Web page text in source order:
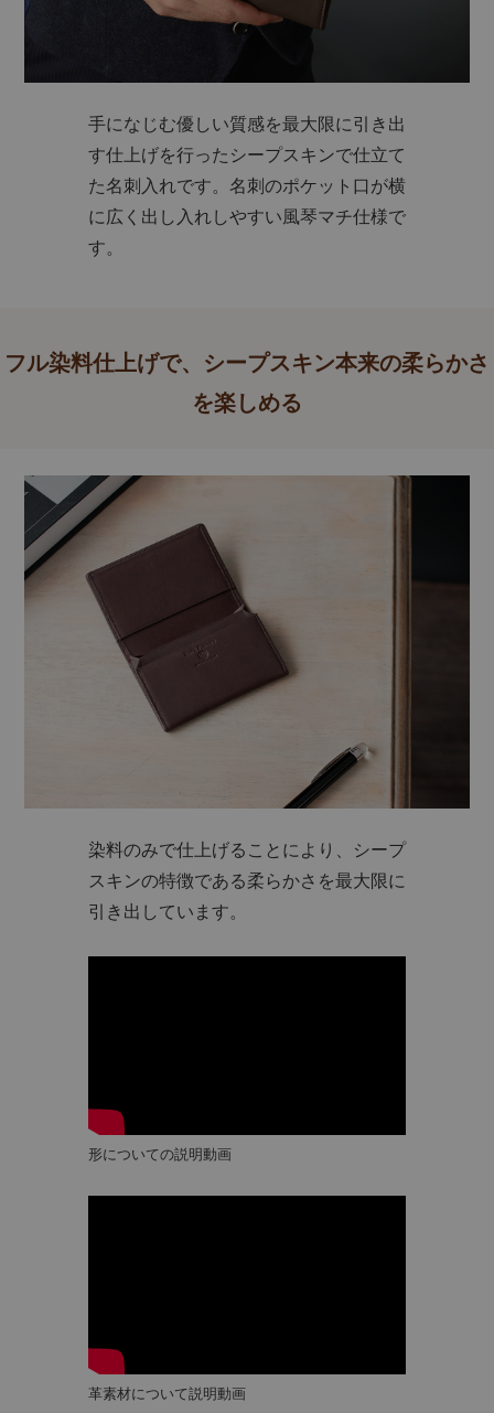
手になじむ優しい質感を最大限に引き出
す仕上げを行ったシープスキンで仕立て
た名刺入れです。名刺のポケット口が横
に広く出し入れしやすい風琴マチ仕様で
す。
フル染料仕上げで、シープスキン本来の柔らかさ
を楽しめる
染料のみで仕上げることにより、シープ
スキンの特徴である柔らかさを最大限に
引き出しています。
形についての説明動画
革素材について説明動画